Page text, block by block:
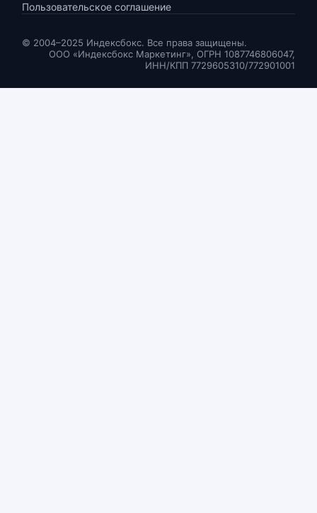
Пользовательское соглашение
© 2004–2025 Индексбокс. Все права защищены.
ООО «Индексбокс Маркетинг», ОГРН 1087746806047,
ИНН/КПП 7729605310/772901001